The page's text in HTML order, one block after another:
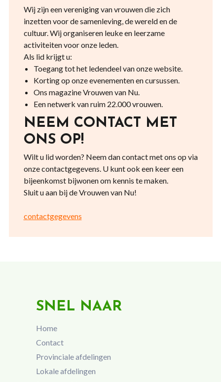
Wij zijn een vereniging van vrouwen die zich
inzetten voor de samenleving, de wereld en de
cultuur. Wij organiseren leuke en leerzame
activiteiten voor onze leden.
Als lid krijgt u:
Toegang tot het ledendeel van onze website.
Korting op onze evenementen en cursussen.
Ons magazine Vrouwen van Nu.
Een netwerk van ruim 22.000 vrouwen.
NEEM CONTACT MET
ONS OP!
Wilt u lid worden? Neem dan contact met ons op via
onze contactgegevens. U kunt ook een keer een
bijeenkomst bijwonen om kennis te maken.
Sluit u aan bij de Vrouwen van Nu!
contactgegevens
SNEL NAAR
Home
Contact
Provinciale afdelingen
Lokale afdelingen